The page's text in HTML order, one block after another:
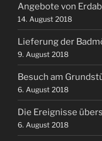
Angebote von
14. August 2018
Lieferung der
9. August 2018
Besuch am
6. August 2018
Die Ereignisse
6. August 2018